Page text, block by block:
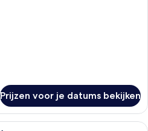
Prijzen voor je datums bekijken
Een moderne hotelkamer met een